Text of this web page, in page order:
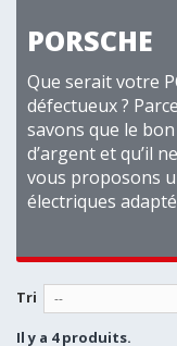
PORSCHE
Que serait votre
défectueux ?
savons que le
d’argent et qu’il
vous proposons
électriques
Tri --
Il y a 4 produits.